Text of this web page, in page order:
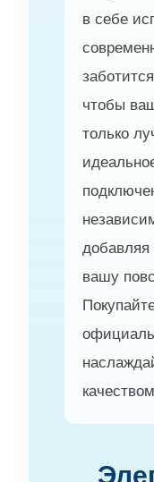
в себе
чтобы
только
вашу